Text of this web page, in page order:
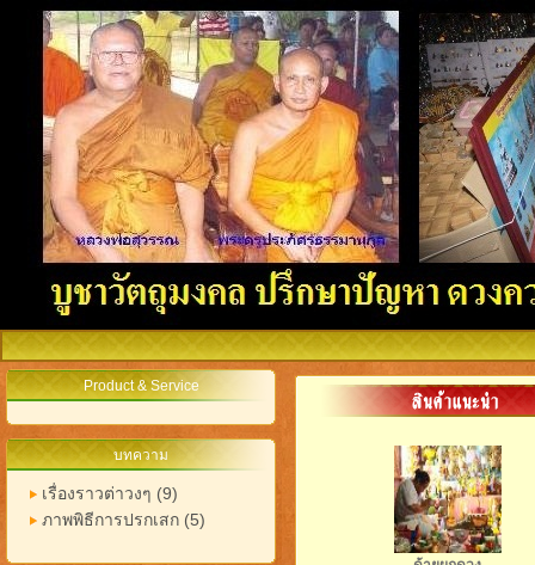
Product & Service
บทความ
เรื่องราวต่าวงๆ (9)
ภาพพิธีการปรกเสก (5)